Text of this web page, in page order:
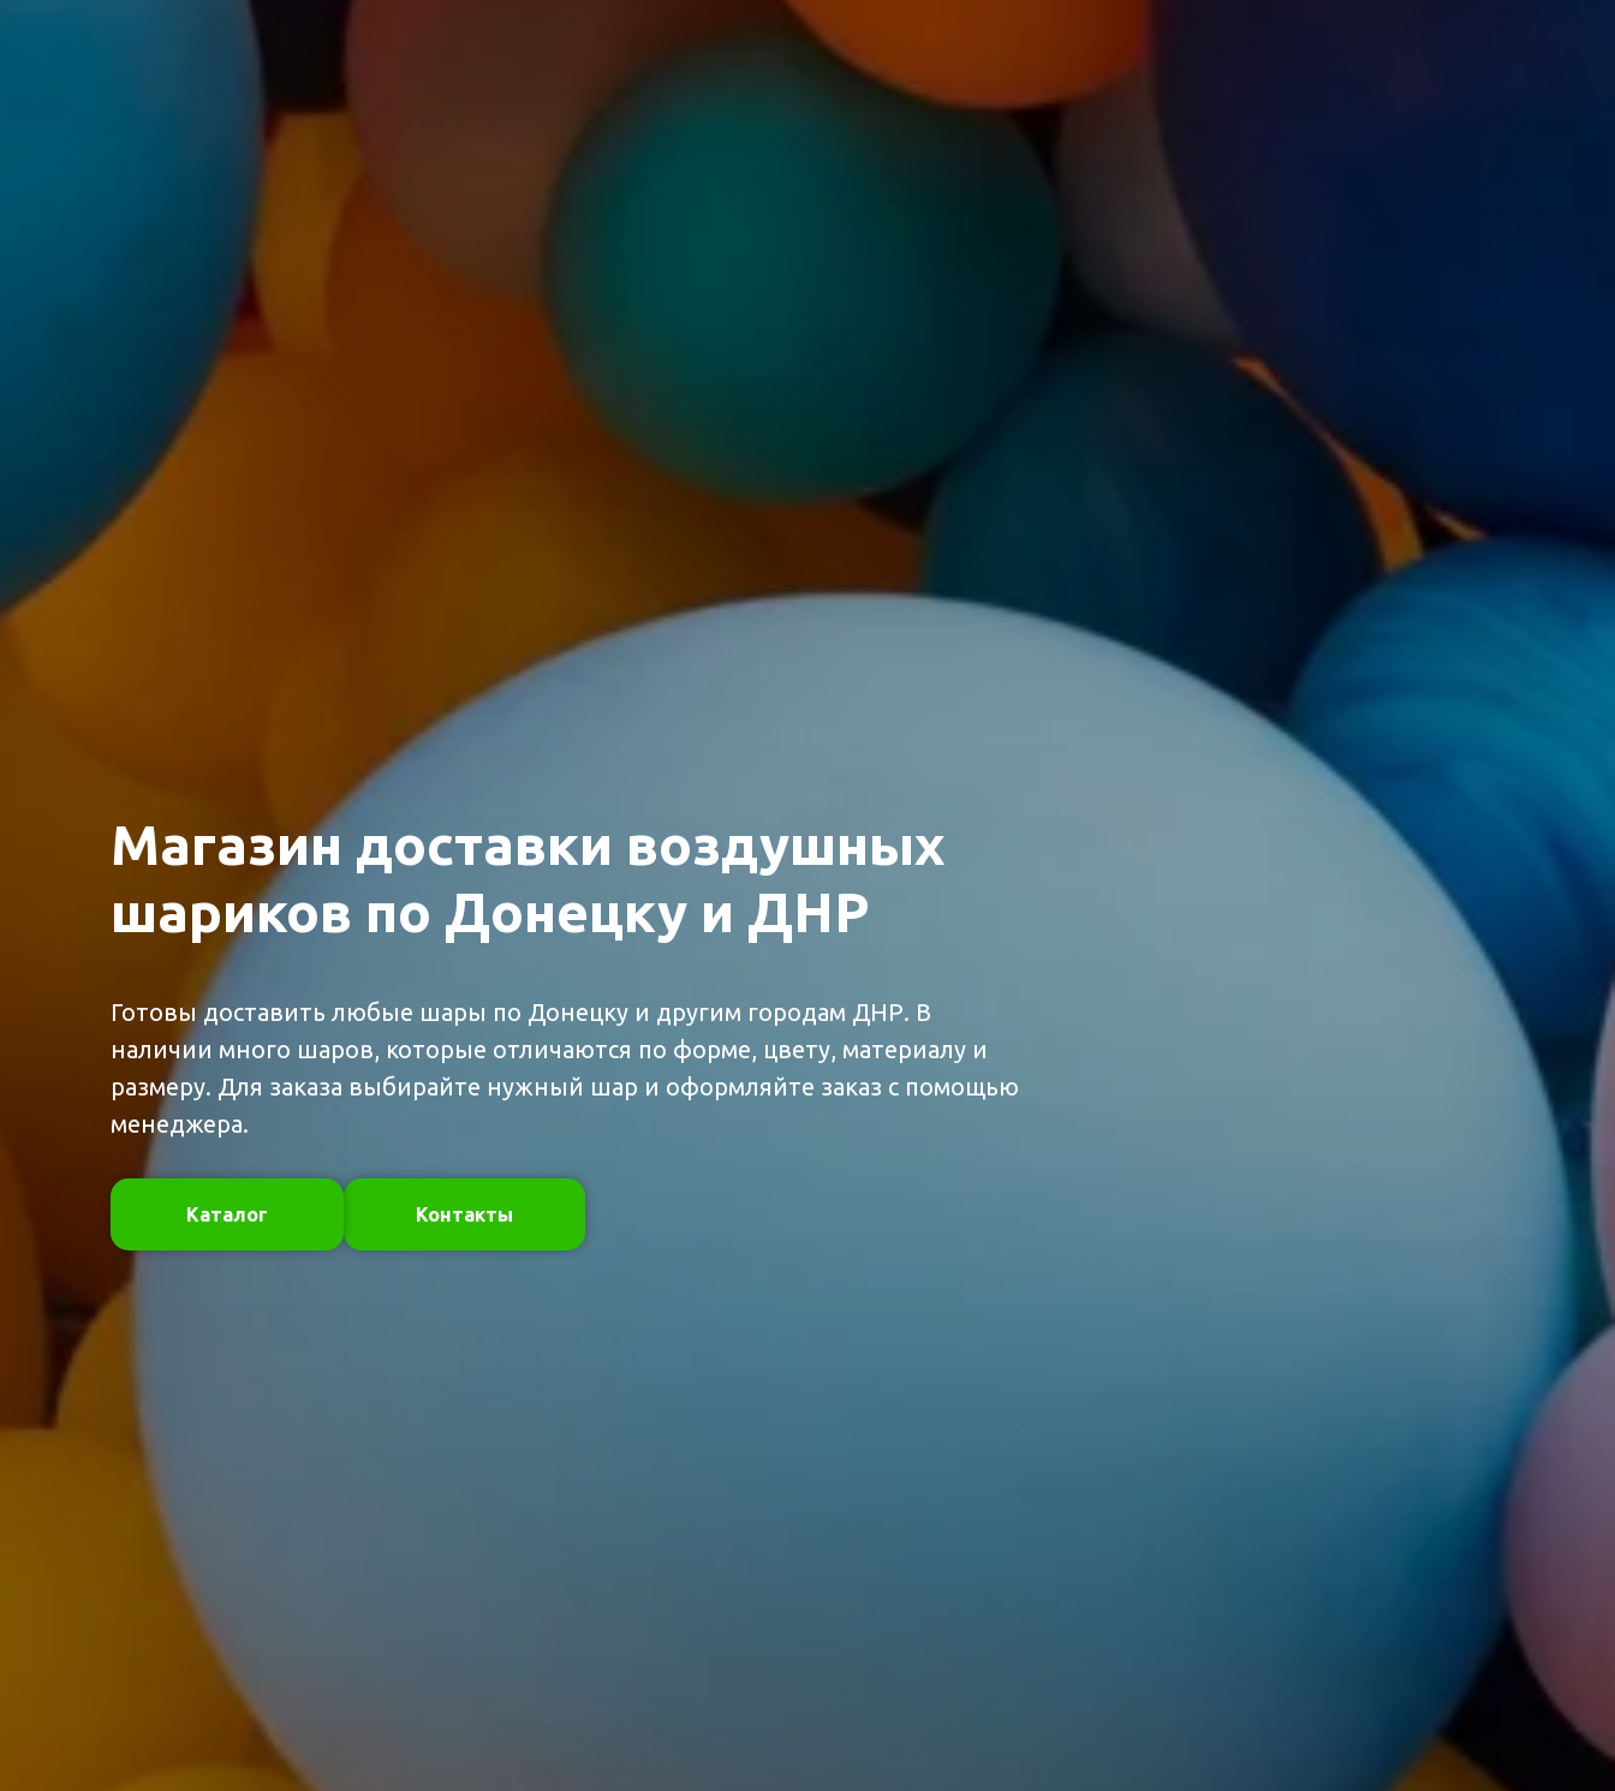
Магазин доставки воздушных
шариков по Донецку и ДНР
Готовы доставить любые шары по Донецку и другим городам ДНР. В
наличии много шаров, которые отличаются по форме, цвету, материалу и
размеру. Для заказа выбирайте нужный шар и оформляйте заказ с помощью
менеджера.
Каталог Контакты